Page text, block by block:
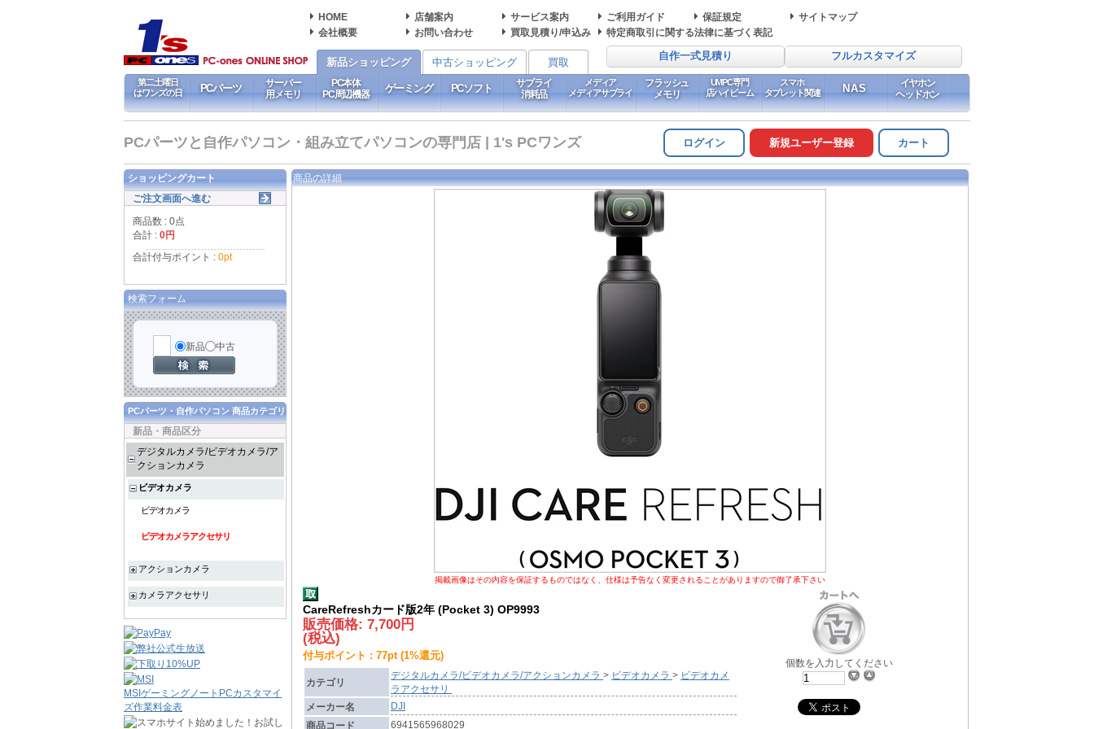
HOME 店舗案内 サービス案内 ご利用ガイド 保証規定
サイトマップ
会社概要
お問い合わせ 買取見積り/申込み 特定商取引に関する法律に基づく表記
自作一式見積り フルカスタマイズ
新品ショッピング 中古ショッピング 買取
第二土曜日
はワンズの日
PCパーツ
サーバー
用メモリ
PC本体
PC周辺機器
ゲーミング PCソフト
サプライ
消耗品
メディア
メディアサプライ
フラッシュ
メモリ
UMPC専門
店ハイビーム
スマホ
タブレット関連
NAS
イヤホン
ヘッドホン
PCパーツと自作パソコン・組み立てパソコンの専門店 | 1's PCワンズ ログイン 新規ユーザー登録 カート
商品の詳細
掲載画像はその内容を保証するものではなく、仕様は予告なく変更されることがありますので御了承下さい
CareRefreshカード版2年 (Pocket 3) OP9993
販売価格: 7,700円
(税込)
付与ポイント : 77pt (1%還元)
カテゴリ
デジタルカメラ/ビデオカメラ/アクションカメラ > ビデオカメラ > ビデオカメ
ラアクセサリ
メーカー名
DJI
商品コード
6941565968029
個数を入力してください
ショッピングカート
ご注文画面へ進む
商品数 : 0点
合計 : 0円
合計付与ポイント : 0pt
検索フォーム
新品 中古
PCパーツ・自作パソコン 商品カテゴリ
新品・商品区分
デジタルカメラ/ビデオカメラ/ア
クションカメラ
ビデオカメラ
ビデオカメラ
ビデオカメラアクセサリ
アクションカメラ
カメラアクセサリ
MSIゲーミングノートPCカスタマイ
ズ作業料金表